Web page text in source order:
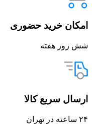
امکان خرید حضوری
شش روز هفته
ارسال سریع کالا
۲۴ ساعته در تهران